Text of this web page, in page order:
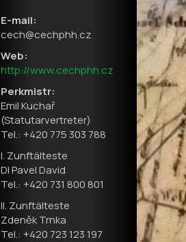
E-mail:
cech@cechphh.cz
Web:
http://www.cechphh.cz
Perkmistr:
Emil Kuchař
(Statutarvertreter)
Tel.: +420 775 303 788
I. Zunftälteste
DI Pavel David
Tel.: +420 731 800 801
II. Zunftälteste
Zdeněk Trnka
Tel.: +420 723 123 197